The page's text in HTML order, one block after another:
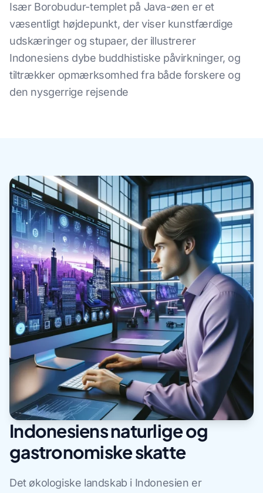
Især Borobudur-templet på Java-øen er et
væsentligt højdepunkt, der viser kunstfærdige
udskæringer og stupaer, der illustrerer
Indonesiens dybe buddhistiske påvirkninger, og
tiltrækker opmærksomhed fra både forskere og
den nysgerrige rejsende
Indonesiens naturlige og
gastronomiske skatte
Det økologiske landskab i Indonesien er